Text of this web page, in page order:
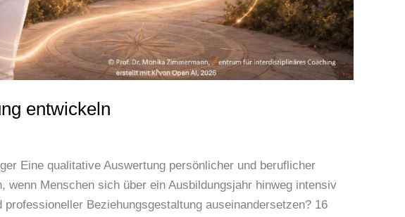
entwickeln
Eine qualitative Auswertung persönlicher und beruflicher
Menschen sich über ein Ausbildungsjahr hinweg intensiv
Beziehungsgestaltung auseinandersetzen? 16